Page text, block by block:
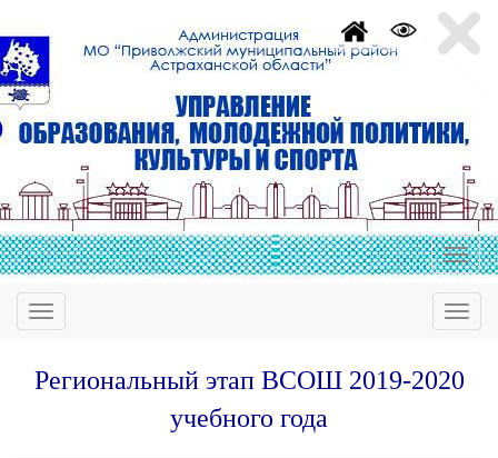
Региональный этап ВСОШ 2019-2020
учебного года